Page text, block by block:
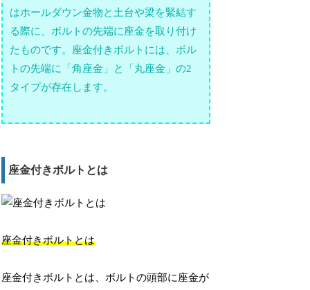
はホールダウン金物と土台や梁を緊結す
る際に、ボルトの先端に座金を取り付け
たものです。座金付きボルトには、ボル
トの先端に「角座金」と「丸座金」の2
タイプが存在します。
座金付きボルトとは
座金付きボルトとは
座金付きボルトとは、ボルトの頭部に座金が